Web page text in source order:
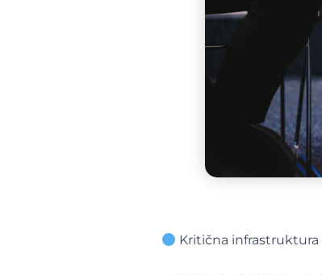
Kritična